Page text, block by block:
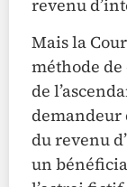
revenu
Mais la
méthode
de
demandeur
du revenu
un